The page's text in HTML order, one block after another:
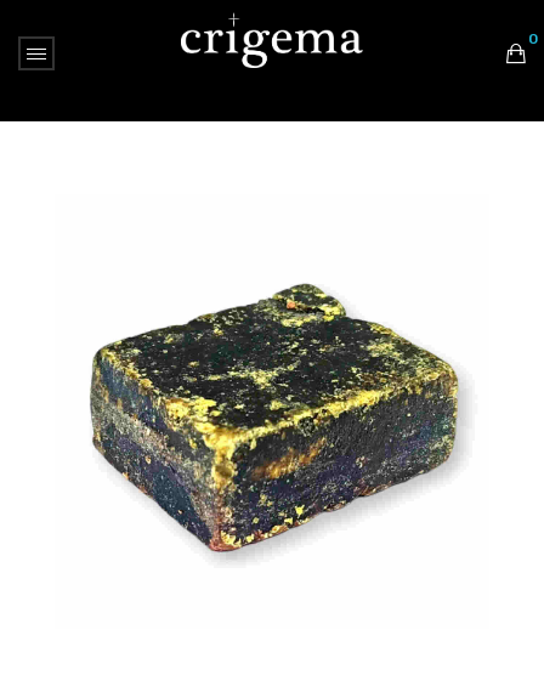
0
Nessun prodotto nel carrello.